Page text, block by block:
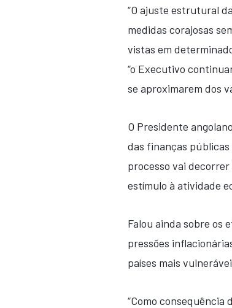
“O ajuste estrutural
medidas corajosas
vistas em
“o Executivo
se aproximarem dos
O Presidente
das finanças públicas
processo vai decorrer
estímulo à atividade
Falou ainda sobre os
pressões
países mais
“Como consequência